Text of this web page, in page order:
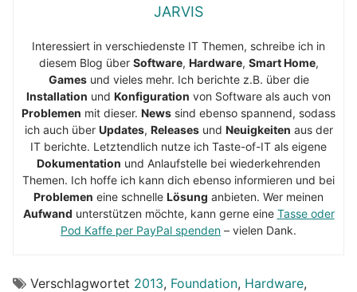
JARVIS
Interessiert in verschiedenste IT Themen, schreibe ich in
diesem Blog über Software, Hardware, Smart Home,
Gamesund vieles mehr. Ich berichte z.B. über die
Installation und Konfiguration von Software als auch von
Problemen mit dieser. News sind ebenso spannend, sodass
ich auch über Updates, Releasesund Neuigkeiten aus der
IT berichte. Letztendlich nutze ich Taste-of-IT als eigene
Dokumentation und Anlaufstelle bei wiederkehrenden
Themen. Ich hoffe ich kann dich ebenso informieren und bei
Problemen eine schnelle Lösung anbieten. Wer meinen
Aufwand unterstützen möchte, kann gerne eine Tasse oder
Pod Kaffe per PayPal spenden – vielen Dank.
Verschlagwortet 2013, Foundation, Hardware,